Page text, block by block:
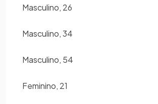
Masculino, 26
Masculino, 34
Masculino, 54
Feminino, 21